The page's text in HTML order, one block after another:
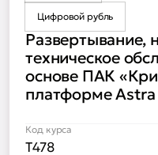
Цифровой рубль
Развертывание,
техническое
основе ПАК
платформе
Код курса
Т478